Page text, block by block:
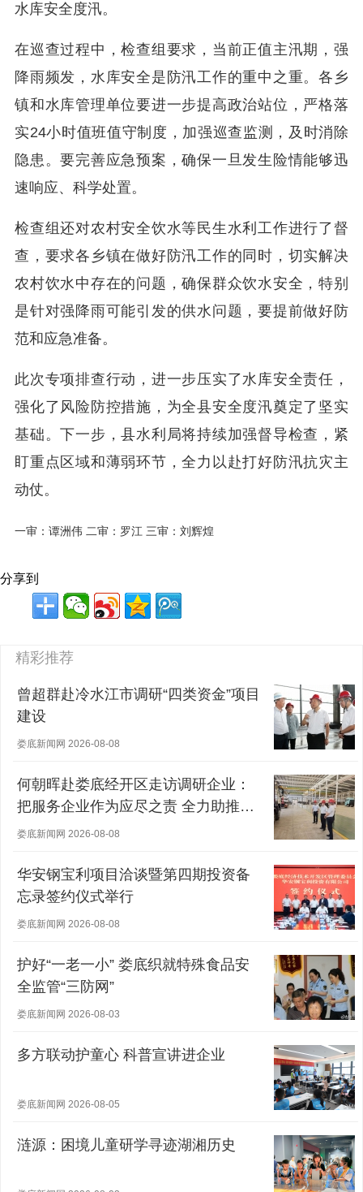
水库安全度汛。
在巡查过程中，检查组要求，当前正值主汛期，强
降雨频发，水库安全是防汛工作的重中之重。各乡
镇和水库管理单位要进一步提高政治站位，严格落
实24小时值班值守制度，加强巡查监测，及时消除
隐患。要完善应急预案，确保一旦发生险情能够迅
速响应、科学处置。
检查组还对农村安全饮水等民生水利工作进行了督
查，要求各乡镇在做好防汛工作的同时，切实解决
农村饮水中存在的问题，确保群众饮水安全，特别
是针对强降雨可能引发的供水问题，要提前做好防
范和应急准备。
此次专项排查行动，进一步压实了水库安全责任，
强化了风险防控措施，为全县安全度汛奠定了坚实
基础。下一步，县水利局将持续加强督导检查，紧
盯重点区域和薄弱环节，全力以赴打好防汛抗灾主
动仗。
一审：谭洲伟 二审：罗江 三审：刘辉煌
分享到
精彩推荐
曾超群赴冷水江市调研“四类资金”项目
建设
娄底新闻网 2026-08-08
何朝晖赴娄底经开区走访调研企业：
把服务企业作为应尽之责 全力助推经
营主体稳健发展
娄底新闻网 2026-08-08
华安钢宝利项目洽谈暨第四期投资备
忘录签约仪式举行
娄底新闻网 2026-08-08
护好“一老一小” 娄底织就特殊食品安
全监管“三防网”
娄底新闻网 2026-08-03
多方联动护童心 科普宣讲进企业
娄底新闻网 2026-08-05
涟源：困境儿童研学寻迹湖湘历史